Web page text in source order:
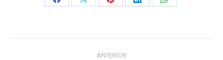
Share
Share
Share
Share
Share
ANTERIOR